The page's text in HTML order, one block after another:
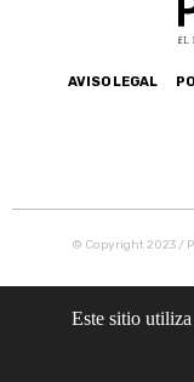
AVISO LEGAL
© Copyright 2023 /
Este sitio